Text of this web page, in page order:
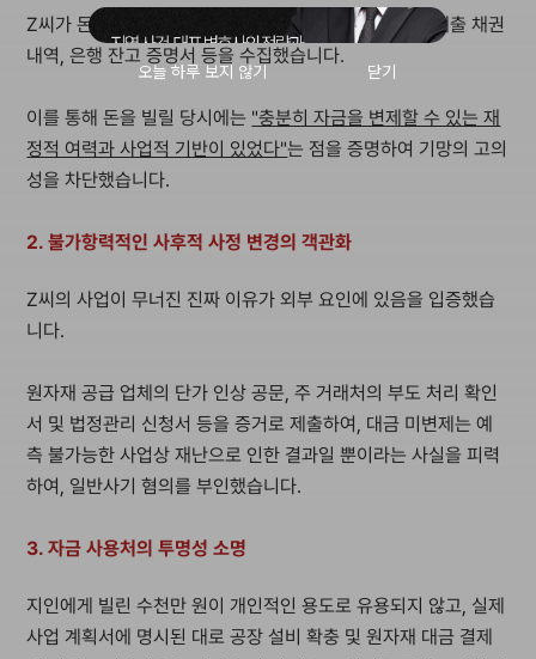
Z씨가 돈을 빌릴 당시 가동 중이던 사업체의 재무제표, 매출 채권
내역, 은행 잔고 증명서 등을 수집했습니다.
이를 통해 돈을 빌릴 당시에는 "충분히 자금을 변제할 수 있는 재
정적 여력과 사업적 기반이 있었다"는 점을 증명하여 기망의 고의
성을 차단했습니다.
2. 불가항력적인 사후적 사정 변경의 객관화
Z씨의 사업이 무너진 진짜 이유가 외부 요인에 있음을 입증했습
니다.
원자재 공급 업체의 단가 인상 공문, 주 거래처의 부도 처리 확인
서 및 법정관리 신청서 등을 증거로 제출하여, 대금 미변제는 예
측 불가능한 사업상 재난으로 인한 결과일 뿐이라는 사실을 피력
하여, 일반사기 혐의를 부인했습니다.
3. 자금 사용처의 투명성 소명
지인에게 빌린 수천만 원이 개인적인 용도로 유용되지 않고, 실제
사업 계획서에 명시된 대로 공장 설비 확충 및 원자재 대금 결제